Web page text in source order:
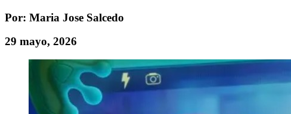
Por: Maria Jose Salcedo
29 mayo, 2026